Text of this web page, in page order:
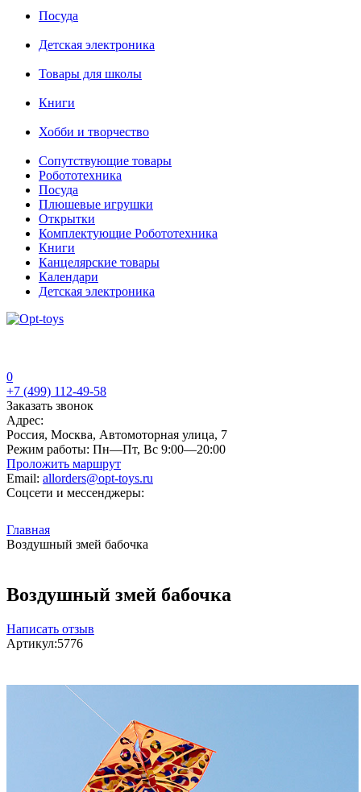
Посуда
Детская электроника
Товары для школы
Книги
Хобби и творчество
Сопутствующие товары
Робототехника
Посуда
Плюшевые игрушки
Открытки
Комплектующие Робототехника
Книги
Канцелярские товары
Календари
Детская электроника
0
+7 (499) 112-49-58
Заказать звонок
Адрес:
Россия, Москва, Автомоторная улица, 7
Режим работы: Пн—Пт, Вс 9:00—20:00
Проложить маршрут
Email: allorders@opt-toys.ru
Соцсети и мессенджеры:
Главная
Воздушный змей бабочка
Воздушный змей бабочка
Написать отзыв
Артикул:5776